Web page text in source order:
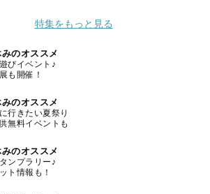
特集をもっと見る
のオススメ
びイベント♪
も開催！
のオススメ
行きたい夏祭り
無料イベントも
のオススメ
ンプラリー♪
ト情報も！